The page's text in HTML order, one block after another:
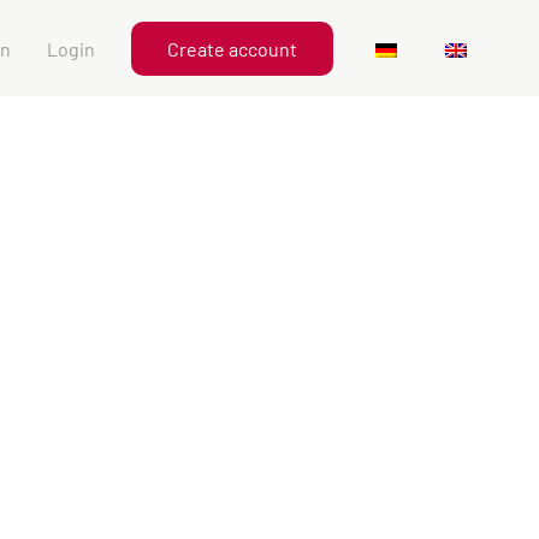
Login Create account